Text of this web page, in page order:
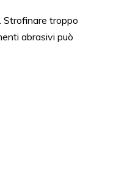
Strofinare troppo
abrasivi può